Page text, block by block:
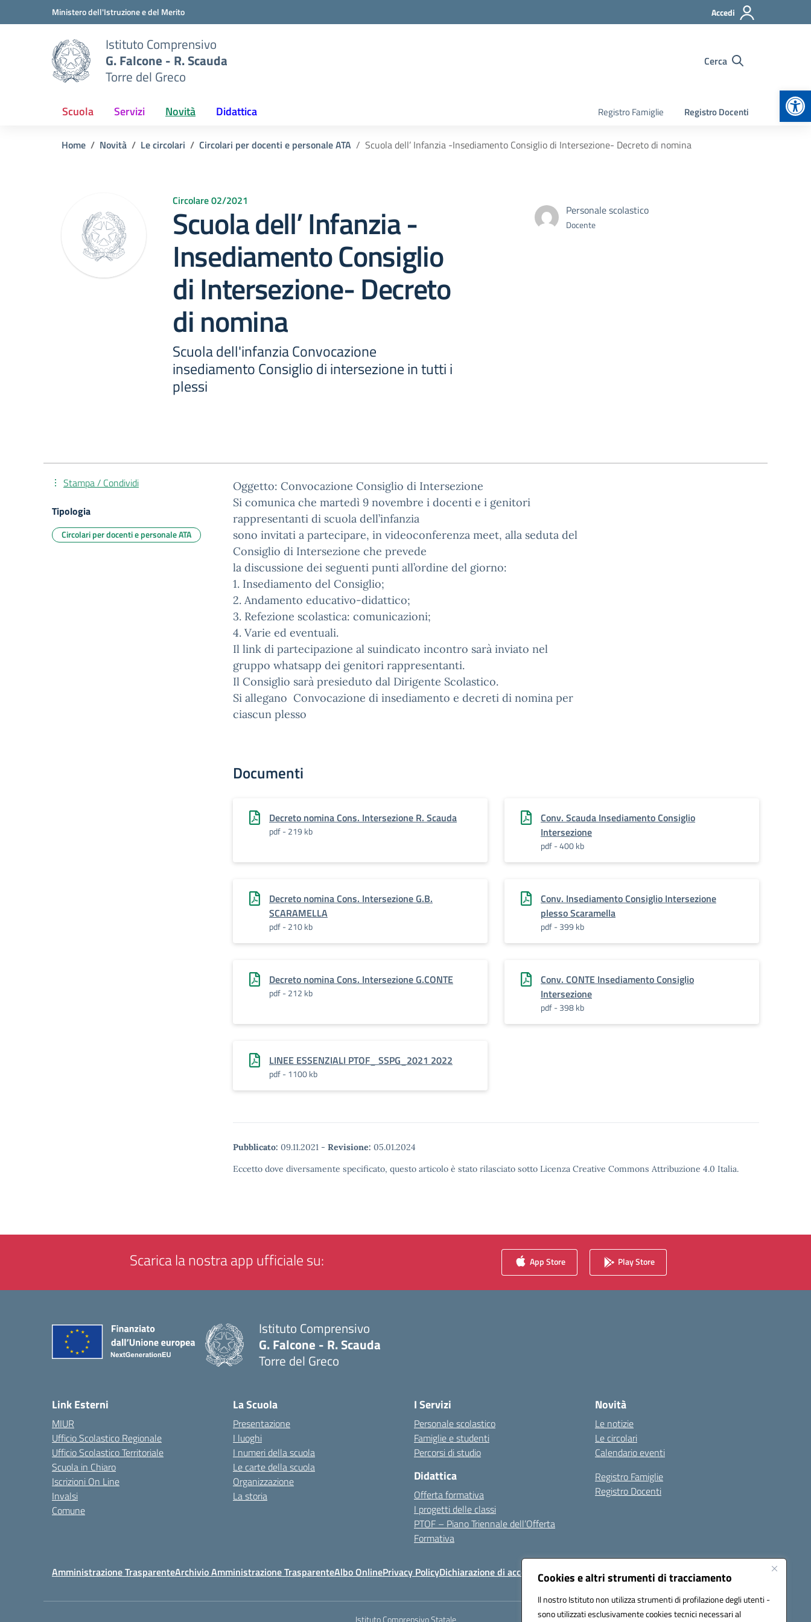
Cookies e altri strumenti di tracciamento
Il nostro Istituto non utilizza strumenti di profilazione degli utenti -
sono utilizzati esclusivamente cookies tecnici necessari al
Vai ai contenuti
Vai al menu di navigazioneMinistero dell'Istruzione e del Merito Accedi
Istituto Comprensivo
G. Falcone - R. Scauda
Torre del Greco
Cerca
Scuola Servizi Novità Didattica Registro Famiglie Registro Docenti
Home Novità Le circolari Circolari per docenti e personale ATA Scuola dell’ Infanzia -Insediamento Consiglio di Intersezione- Decreto di nomina
Circolare 02/2021
Scuola dell’ Infanzia -
Insediamento Consiglio
di Intersezione- Decreto
di nomina
Scuola dell'infanzia Convocazione
insediamento Consiglio di intersezione in tutti i
plessi
Personale scolastico
Docente
Oggetto: Convocazione Consiglio di Intersezione
Si comunica che martedì 9 novembre i docenti e i genitori
rappresentanti di scuola dell’infanzia
sono invitati a partecipare, in videoconferenza meet, alla seduta del
Consiglio di Intersezione che prevede
la discussione dei seguenti punti all’ordine del giorno:
1. Insediamento del Consiglio;
2. Andamento educativo-didattico;
3. Refezione scolastica: comunicazioni;
4. Varie ed eventuali.
Il link di partecipazione al suindicato incontro sarà inviato nel
gruppo whatsapp dei genitori rappresentanti.
Il Consiglio sarà presieduto dal Dirigente Scolastico.
Si allegano Convocazione di insediamento e decreti di nomina per
ciascun plesso
Documenti
Decreto nomina Cons. Intersezione R. Scauda
pdf - 219 kb
Conv. Scauda Insediamento Consiglio
Intersezione
pdf - 400 kb
Decreto nomina Cons. Intersezione G.B.
SCARAMELLA
pdf - 210 kb
Conv. Insediamento Consiglio Intersezione
plesso Scaramella
pdf - 399 kb
Decreto nomina Cons. Intersezione G.CONTE
pdf - 212 kb
Conv. CONTE Insediamento Consiglio
Intersezione
pdf - 398 kb
LINEE ESSENZIALI PTOF_ SSPG_2021 2022
pdf - 1100 kb
Pubblicato: 09.11.2021 - Revisione: 05.01.2024
Eccetto dove diversamente specificato, questo articolo è stato rilasciato sotto Licenza Creative Commons Attribuzione 4.0 Italia.
Stampa / Condividi
Tipologia
Circolari per docenti e personale ATA
Scarica la nostra app ufficiale su: App Store Play Store
Istituto Comprensivo
G. Falcone - R. Scauda
Torre del Greco
Link Esterni
MIUR
Ufficio Scolastico Regionale
Ufficio Scolastico Territoriale
Scuola in Chiaro
Iscrizioni On Line
Invalsi
Comune
La Scuola
Presentazione
I luoghi
I numeri della scuola
Le carte della scuola
Organizzazione
La storia
I Servizi
Personale scolastico
Famiglie e studenti
Percorsi di studio
Didattica
Offerta formativa
I progetti delle classi
PTOF – Piano Triennale dell’Offerta
Formativa
Novità
Le notizie
Le circolari
Calendario eventi
Registro Famiglie
Registro Docenti
Amministrazione TrasparenteArchivio Amministrazione TrasparenteAlbo OnlinePrivacy PolicyDichiarazione di accessibilità Note legali
Istituto Comprensivo Statale